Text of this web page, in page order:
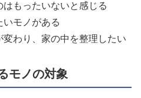
もったいないと感じる
いモノがある
わり、家の中を整理したい
モノの対象